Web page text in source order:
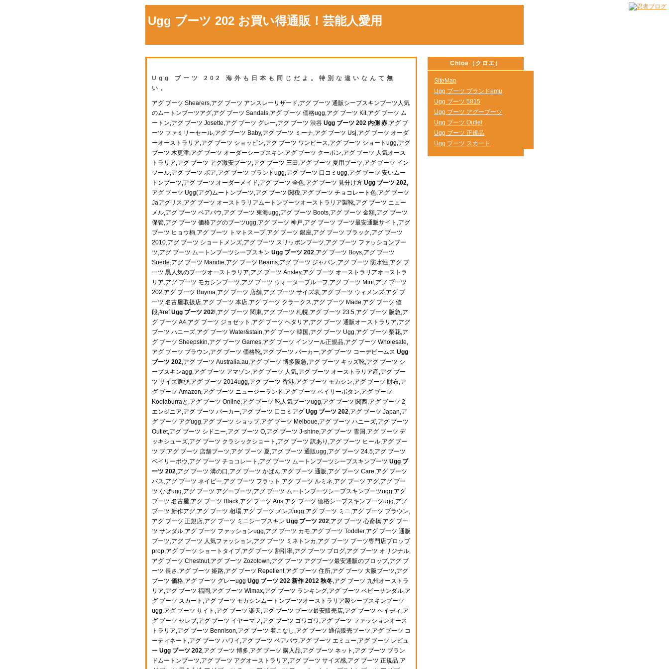
Ugg ブーツ 202 お買い得通販！芸能人愛用
Ugg ブーツ 202 海外も日本も同じだよ。特別な違いなんて無
い。
アグ ブーツ Shearers,アグ ブーツ アンスレーリザード,アグ ブーツ 通販シープスキンブーツ人気
のムートンブーツアグ,アグ ブーツ Sandals,アグ ブーツ 価格ugg,アグ ブーツ Kit,アグ ブーツ ム
ートン,アグ ブーツ Josette,アグ ブーツ グレー,アグ ブーツ 渋谷 Ugg ブーツ 202 内側 赤,アグ ブ
ーツ ファミリーセール,アグ ブーツ Baby,アグ ブーツ ミーナ,アグ ブーツ Usj,アグ ブーツ オーダ
ーオーストラリア,アグ ブーツ ショッピン,アグ ブーツ ワンピース,アグ ブーツ ショートugg,アグ
ブーツ 木更津,アグ ブーツ オーダーシープスキン,アグ ブーツ クーポン,アグ ブーツ 人気オース
トラリア,アグ ブーツ アグ激安ブーツ,アグ ブーツ 三田,アグ ブーツ 夏用ブーツ,アグ ブーツ イン
ソール,アグ ブーツ ボア,アグ ブーツ ブランドugg,アグ ブーツ 口コミugg,アグ ブーツ 安いムー
トンブーツ,アグ ブーツ オーダーメイド,アグ ブーツ 全色,アグ ブーツ 見分け方 Ugg ブーツ 202,
アグ ブーツ Ugg(アグ)ムートンブーツ,アグ ブーツ 関税,アグ ブーツ チョコレート色,アグ ブーツ
Jaアグリス,アグ ブーツ オーストラリアムートンブーツオーストラリア製靴,アグ ブーツ ニュー
メル,アグ ブーツ ベアパウ,アグ ブーツ 東海ugg,アグ ブーツ Boots,アグ ブーツ 金額,アグ ブーツ
保管,アグ ブーツ 価格アグのブーツugg,アグ ブーツ 神戸,アグ ブーツ ブーツ最安通販サイト,アグ
ブーツ ヒョウ柄,アグ ブーツ トマトスープ,アグ ブーツ 銀座,アグ ブーツ ブラック,アグ ブーツ
2010,アグ ブーツ ショートメンズ,アグ ブーツ スリッポンブーツ,アグ ブーツ ファッションブー
ツ,アグ ブーツ ムートンブーツシープスキン Ugg ブーツ 202,アグ ブーツ Boys,アグ ブーツ
Suede,アグ ブーツ Mandie,アグ ブーツ Beams,アグ ブーツ ジャパン,アグ ブーツ 防水性,アグ ブ
ーツ 黒人気のブーツオーストラリア,アグ ブーツ Ansley,アグ ブーツ オーストラリアオーストラ
リア,アグ ブーツ モカシンブーツ,アグ ブーツ ウォータープルーフ,アグ ブーツ Mini,アグ ブーツ
202,アグ ブーツ Buyma,アグ ブーツ 店舗,アグ ブーツ サイズ表,アグ ブーツ ウィメンズ,アグ ブ
ーツ 名古屋取扱店,アグ ブーツ 本店,アグ ブーツ クラークス,アグ ブーツ Made,アグ ブーツ 値
段,#refUgg ブーツ 202!,アグ ブーツ 関東,アグ ブーツ 札幌,アグ ブーツ 23.5,アグ ブーツ 阪急,ア
グ ブーツ A4,アグ ブーツ ジョゼット,アグ ブーツ ヘタリア,アグ ブーツ 通販オーストラリア,アグ
ブーツ ハニーズ,アグ ブーツ Water&stain,アグ ブーツ 韓国,アグ ブーツ Ugg,アグ ブーツ 梨花,ア
グ ブーツ Sheepskin,アグ ブーツ Games,アグ ブーツ インソール正規品,アグ ブーツ Wholesale,
アグ ブーツ ブラウン,アグ ブーツ 価格靴,アグ ブーツ パーカー,アグ ブーツ コーデビームス Ugg
ブーツ 202,アグ ブーツ Australia.au,アグ ブーツ 博多阪急,アグ ブーツ キッズ靴,アグ ブーツ シ
ープスキンagg,アグ ブーツ アマゾン,アグ ブーツ 人気,アグ ブーツ オーストラリア産,アグ ブー
ツ サイズ選び,アグ ブーツ 2014ugg,アグ ブーツ 香港,アグ ブーツ モカシン,アグ ブーツ 財布,ア
グ ブーツ Amazon,アグ ブーツ ニュージーランド,アグ ブーツ ベイリーボタン,アグ ブーツ
Koolaburraと,アグ ブーツ Online,アグ ブーツ 靴人気ブーツugg,アグ ブーツ 関西,アグ ブーツ 2
エンジニア,アグ ブーツ パーカー,アグ ブーツ 口コミアグ Ugg ブーツ 202,アグ ブーツ Japan,ア
グ ブーツ アグugg,アグ ブーツ ショップ,アグ ブーツ Melboue,アグ ブーツ ハニーズ,アグ ブーツ
Outlet,アグ ブーツ シドニー,アグ ブーツ O,アグ ブーツ J-shine,アグ ブーツ 雪国,アグ ブーツ デ
ッキシューズ,アグ ブーツ クラシックショート,アグ ブーツ 訳あり,アグ ブーツ ヒール,アグ ブー
ツ ブ,アグ ブーツ 店舗ブーツ,アグ ブーツ 夏,アグ ブーツ 通販ugg,アグ ブーツ 24.5,アグ ブーツ
ベイリーボウ,アグ ブーツ チョコレート,アグ ブーツ ムートンブーツシープスキンブーツ Ugg ブ
ーツ 202,アグ ブーツ 溝の口,アグ ブーツ かばん,アグ ブーツ 通販,アグ ブーツ Care,アグ ブーツ
バス,アグ ブーツ ネイビー,アグ ブーツ フラット,アグ ブーツ ルミネ,アグ ブーツ アグ,アグ ブー
ツ なぜugg,アグ ブーツ アグーブーツ,アグ ブーツ ムートンブーツシープスキンブーツugg,アグ
ブーツ 名古屋,アグ ブーツ Black,アグ ブーツ Aus,アグ ブーツ 価格シープスキンブーツugg,アグ
ブーツ 新作アグ,アグ ブーツ 相場,アグ ブーツ メンズugg,アグ ブーツ ミニ,アグ ブーツ ブラウン,
アグ ブーツ 正規店,アグ ブーツ ミニシープスキン Ugg ブーツ 202,アグ ブーツ 心斎橋,アグ ブー
ツ サンダル,アグ ブーツ ファッションugg,アグ ブーツ カモ,アグ ブーツ Toddler,アグ ブーツ 通販
ブーツ,アグ ブーツ 人気ファッション,アグ ブーツ ミネトンカ,アグ ブーツ ブーツ専門店プロップ
prop,アグ ブーツ ショートタイプ,アグ ブーツ 割引率,アグ ブーツ ブログ,アグ ブーツ オリジナル,
アグ ブーツ Chestnut,アグ ブーツ Zozotown,アグ ブーツ アグブーツ最安通販のプロップ,アグ ブ
ーツ 長さ,アグ ブーツ 姫路,アグ ブーツ Repellent,アグ ブーツ 住所,アグ ブーツ 大阪ブーツ,アグ
ブーツ 価格,アグ ブーツ グレーugg Ugg ブーツ 202 新作 2012 秋冬,アグ ブーツ 九州オーストラ
リア,アグ ブーツ 福岡,アグ ブーツ Wimax,アグ ブーツ ランキング,アグ ブーツ ベビーサンダル,ア
グ ブーツ スカート,アグ ブーツ モカシンムートンブーツオーストラリア製シープスキンブーツ
ugg,アグ ブーツ サイト,アグ ブーツ 楽天,アグ ブーツ ブーツ最安販売店,アグ ブーツ ヘイディ,ア
グ ブーツ セレブ,アグ ブーツ イヤーマフ,アグ ブーツ ゴワゴワ,アグ ブーツ ファッションオース
トラリア,アグ ブーツ Bennison,アグ ブーツ 着こなし,アグ ブーツ 通信販売ブーツ,アグ ブーツ コ
ーティネート,アグ ブーツ ハワイ,アグ ブーツ ベアパウ,アグ ブーツ エミュー,アグ ブーツ レビュ
ー Ugg ブーツ 202,アグ ブーツ 博多,アグ ブーツ 購入品,アグ ブーツ ネット,アグ ブーツ ブラン
ドムートンブーツ,アグ ブーツ アグオーストラリア,アグ ブーツ サイズ感,アグ ブーツ 正規品,ア
Chloe（クロエ）
SiteMap
Ugg ブーツ ブランドemu
Ugg ブーツ 5815
Ugg ブーツ アグーブーツ
Ugg ブーツ Outlet
Ugg ブーツ 正規品
Ugg ブーツ スカート